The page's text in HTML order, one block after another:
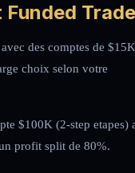
des comptes de
choix selon votre
$100K (2-step etapes)
profit split de 80%.